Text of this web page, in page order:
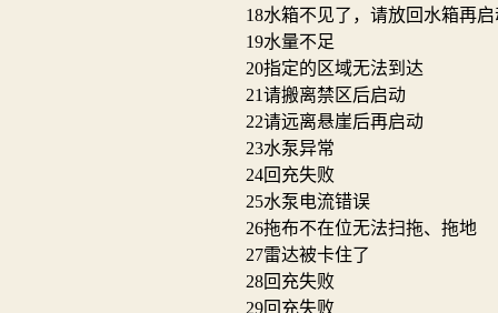
18水箱不见了，请放回水箱再启
19水量不足
20指定的区域无法到达
21请搬离禁区后启动
22请远离悬崖后再启动
23水泵异常
24回充失败
25水泵电流错误
26拖布不在位无法扫拖、拖地
27雷达被卡住了
28回充失败
29回充失败